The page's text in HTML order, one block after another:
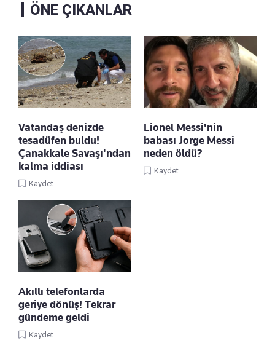
ÖNE ÇIKANLAR
Vatandaş denizde
tesadüfen buldu!
Çanakkale Savaşı'ndan
kalma iddiası
Kaydet
Lionel Messi'nin
babası Jorge Messi
neden öldü?
Kaydet
Akıllı telefonlarda
geriye dönüş! Tekrar
gündeme geldi
Kaydet